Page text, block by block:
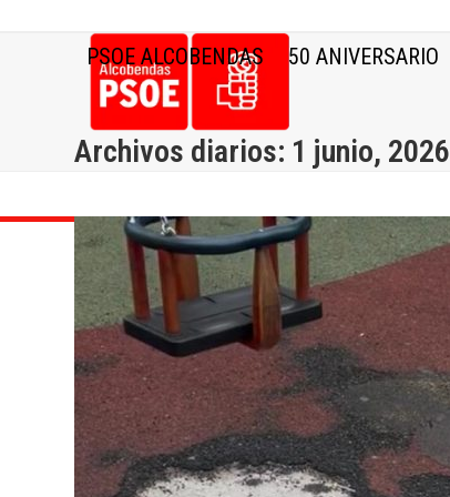
PSOE ALCOBENDAS 50 ANIVERSARIO
Archivos diarios: 1 junio, 2026